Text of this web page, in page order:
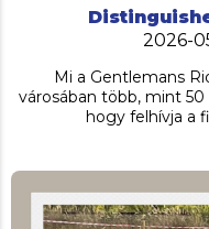
2026-
Mi a Gentlemans
városában több, mint
hogy felhívja a